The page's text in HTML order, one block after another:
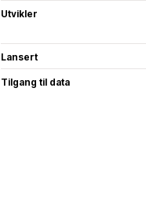
Utvikler
Lansert
Tilgang til data